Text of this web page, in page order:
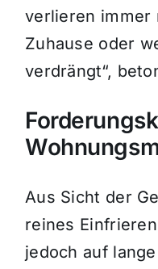
verlieren immer
Zuhause oder
verdrängt“,
Aus Sicht der
reines
jedoch auf